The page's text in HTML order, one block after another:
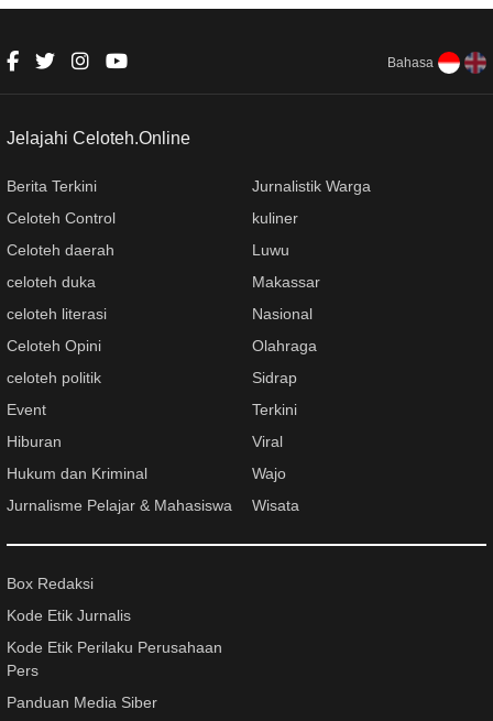
AKBP Douglas Mahendrajaya
Bahasa
Jelajahi Celoteh.Online
Berita Terkini
Celoteh Control
Celoteh daerah
celoteh duka
celoteh literasi
Celoteh Opini
celoteh politik
Event
Hiburan
Hukum dan Kriminal
Jurnalisme Pelajar & Mahasiswa
Jurnalistik Warga
kuliner
Luwu
Makassar
Nasional
Olahraga
Sidrap
Terkini
Viral
Wajo
Wisata
Box Redaksi
Kode Etik Jurnalis
Kode Etik Perilaku Perusahaan
Pers
Panduan Media Siber